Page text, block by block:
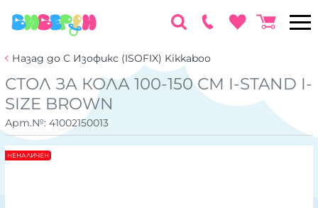
Назад до С Изофикс (ISOFIX) Kikkaboo
СТОЛ ЗА КОЛА 100-150 СМ I-STAND I-
SIZE BROWN
Арт.№: 41002150013
НЕНАЛИЧЕН